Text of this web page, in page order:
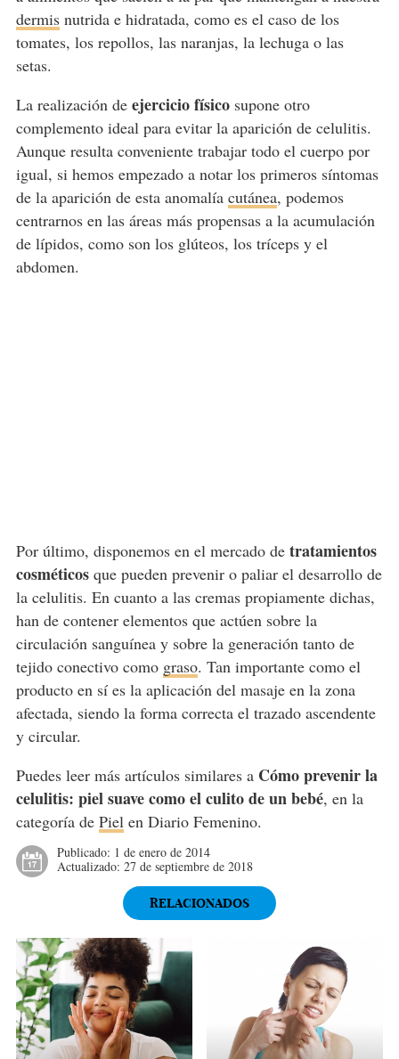
dermisnutrida e hidratada, como es el caso de los
tomates, los repollos, las naranjas, la lechuga o las
setas.
La realización de ejercicio físicosupone otro
complemento ideal para evitar la aparición de celulitis.
Aunque resulta conveniente trabajar todo el cuerpo por
igual, si hemos empezado a notar los primeros síntomas
de la aparición de esta anomalía cutánea, podemos
centrarnos en las áreas más propensas a la acumulación
de lípidos, como son los glúteos, los tríceps y el
abdomen.
Por último, disponemos en el mercado detratamientos
cosméticosque pueden prevenir o paliar el desarrollo de
la celulitis. En cuanto a las cremas propiamente dichas,
han de contener elementos que actúen sobre la
circulación sanguínea y sobre la generación tanto de
tejido conectivo como graso. Tan importante como el
producto en sí es la aplicación del masaje en la zona
afectada, siendo la forma correcta el trazado ascendente
y circular.
Puedes leer más artículos similares a Cómo prevenir la
celulitis: piel suave como el culito de un bebé, en la
categoría de Pielen Diario Femenino.
Publicado: 1 de enero de 2014
Actualizado: 27 de septiembre de 2018
RELACIONADOS